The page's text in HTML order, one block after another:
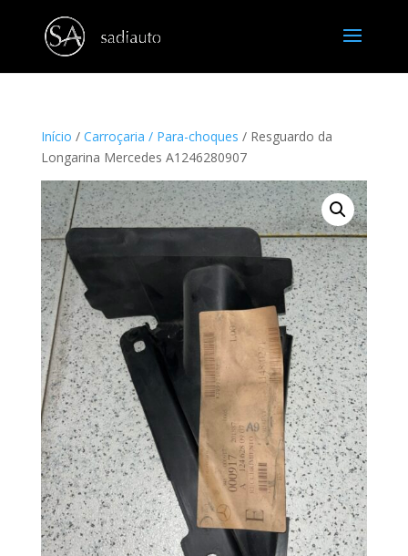
Início / Carroçaria / Para-choques / Resguardo da
Longarina Mercedes A1246280907